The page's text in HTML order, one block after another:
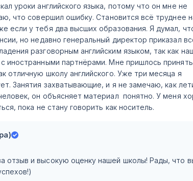
уроки английского языка, потому что он мне не
что совершил ошибку. Становится всё труднее
если у тебя два высших образования. Я думал,
но недавно генеральный директор приказал
разговорным английским языком, так как
иностранными партнёрами. Мне пришлось
отличную школу английского. Уже три месяца я
Занятия захватывающие, и я не замечаю, как
он объясняет материал понятно. У меня
пока не стану говорить как носитель.
отзыв и высокую оценку нашей школы! Рады, что